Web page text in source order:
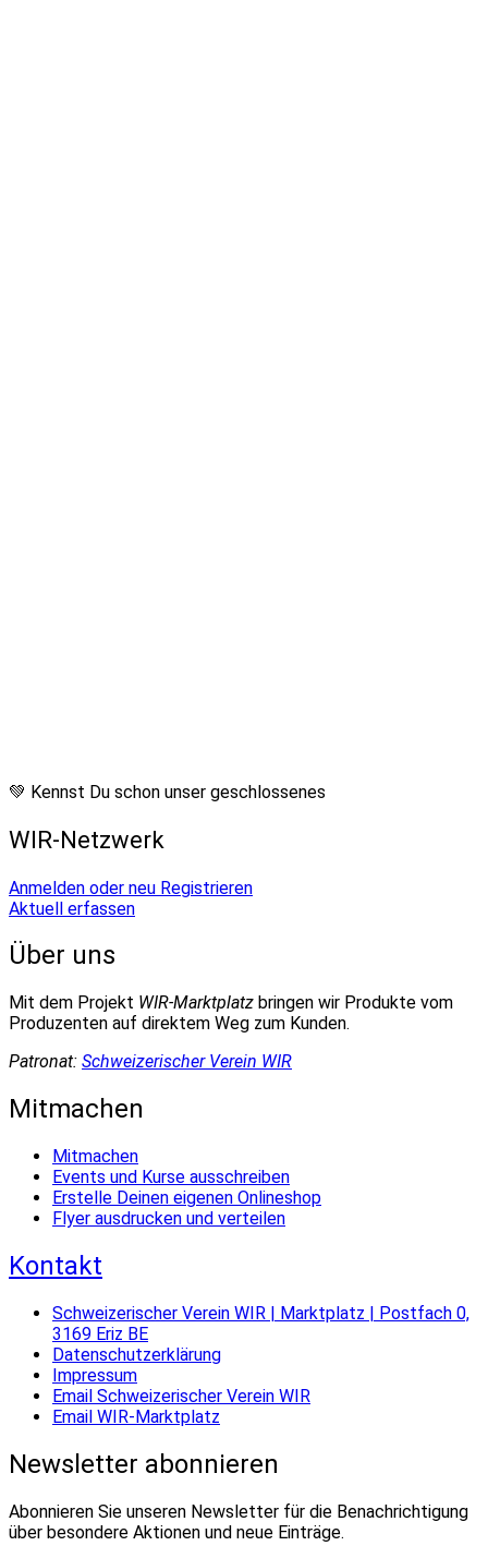
💚 Kennst Du schon unser geschlossenes
WIR-Netzwerk
Anmelden oder neu Registrieren
Aktuell erfassen
Über uns
Mit dem Projekt WIR-Marktplatz bringen wir Produkte vom
Produzenten auf direktem Weg zum Kunden.
Patronat: Schweizerischer Verein WIR
Mitmachen
Mitmachen
Events und Kurse ausschreiben
Erstelle Deinen eigenen Onlineshop
Flyer ausdrucken und verteilen
Kontakt
Schweizerischer Verein WIR | Marktplatz | Postfach 0,
3169 Eriz BE
Datenschutzerklärung
Impressum
Email Schweizerischer Verein WIR
Email WIR-Marktplatz
Newsletter abonnieren
Abonnieren Sie unseren Newsletter für die Benachrichtigung
über besondere Aktionen und neue Einträge.